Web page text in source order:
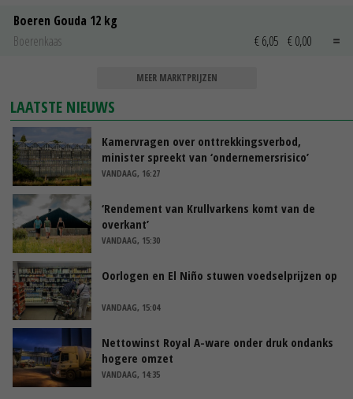
Boeren Gouda 12 kg
Boerenkaas
€ 6,05 € 0,00
MEER MARKTPRIJZEN
LAATSTE NIEUWS
Kamervragen over onttrekkingsverbod,
minister spreekt van ‘ondernemersrisico’
VANDAAG, 16:27
‘Rendement van Krullvarkens komt van de
overkant’
VANDAAG, 15:30
Oorlogen en El Niño stuwen voedselprijzen op
VANDAAG, 15:04
Nettowinst Royal A-ware onder druk ondanks
hogere omzet
VANDAAG, 14:35